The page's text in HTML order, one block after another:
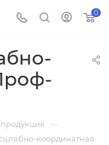
0
—
координатная